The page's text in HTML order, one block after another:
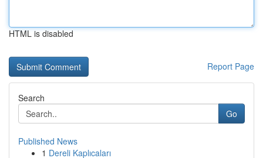
HTML is disabled
Report Page
Search
Go
Published News
1 Dereli Kaplıcaları